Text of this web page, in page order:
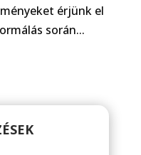
érjünk el
során...